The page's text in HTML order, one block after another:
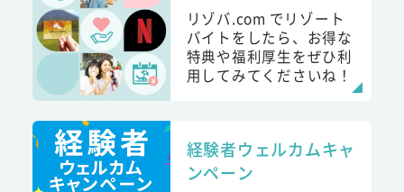
リゾバ.com でリゾート
バイトをしたら、お得な
特典や福利厚生をぜひ利
用してみてくださいね！
経験者ウェルカムキャ
ンペーン